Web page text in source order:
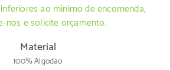
ao mínimo de encomenda,
nos e solicite orçamento.
Material
100% Algodão